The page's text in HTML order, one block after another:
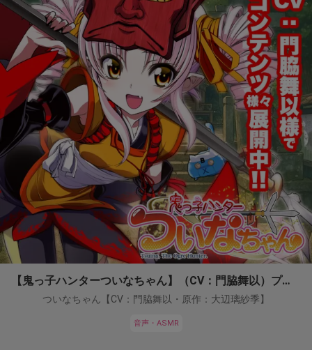
【鬼っ子ハンターついなちゃん】（CV：門脇舞以）プロジェクト！
ついなちゃん【CV：門脇舞以・原作：大辺璃紗季】
音声・ASMR